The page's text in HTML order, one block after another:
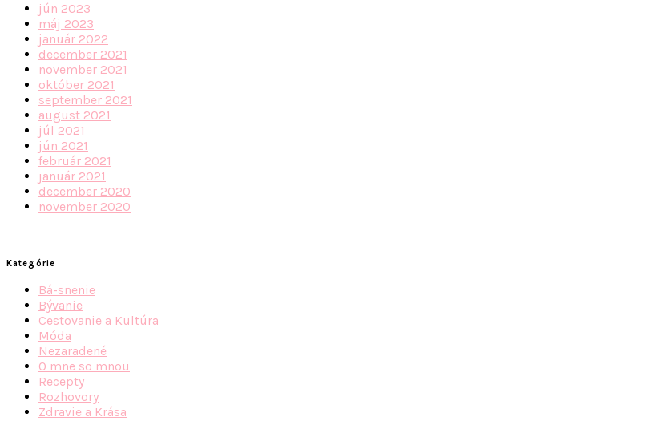
jún 2023
máj 2023
január 2022
december 2021
november 2021
október 2021
september 2021
august 2021
júl 2021
jún 2021
február 2021
január 2021
december 2020
november 2020
Kategórie
Bá-snenie
Bývanie
Cestovanie a Kultúra
Móda
Nezaradené
O mne so mnou
Recepty
Rozhovory
Zdravie a Krása